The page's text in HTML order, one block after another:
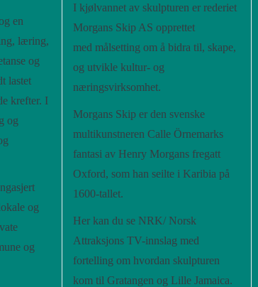
en
læring,
og
lastet
krefter. I
og
og
og
I kjølvannet av skulpturen er rederiet
Morgans Skip AS opprettet
med målsetting om å bidra til, skape,
og utvikle kultur- og
næringsvirksomhet.
Morgans Skip er den svenske
multikunstneren Calle Örnemarks
fantasi av Henry Morgans fregatt
Oxford, som han seilte i Karibia på
1600-tallet.
Her kan du se NRK/ Norsk
Attraksjons TV-innslag med
fortelling om hvordan skulpturen
kom til Gratangen og Lille Jamaica.